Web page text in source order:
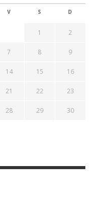
V S D
1 2
7 8 9
14 15 16
21 22 23
28 29 30